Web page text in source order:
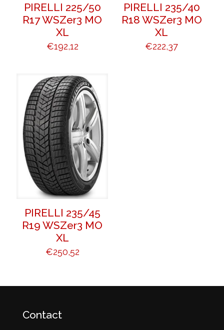
PIRELLI 225/50
R17 WSZer3 MO
XL
€192,12
PIRELLI 235/40
R18 WSZer3 MO
XL
€222,37
PIRELLI 235/45
R19 WSZer3 MO
XL
€250,52
Contact